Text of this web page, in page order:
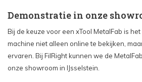
Demonstratie in onze
Bij de keuze voor een xTool MetalFab is
machine niet alleen online te bekijken,
ervaren. Bij FilRight kunnen we de
onze showroom in IJsselstein.